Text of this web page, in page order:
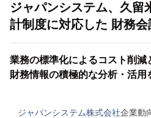
ジャパンシステム、久留
計制度に対応した 財務
業務の標準化によるコスト削減
財務情報の積極的な分析・活用
ジャパンシステム株式会社企業動